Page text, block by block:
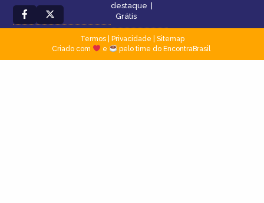
destaque |
Grátis
Termos| Privacidade
Sitemap
Criado com
e pelo time do EncontraBrasil